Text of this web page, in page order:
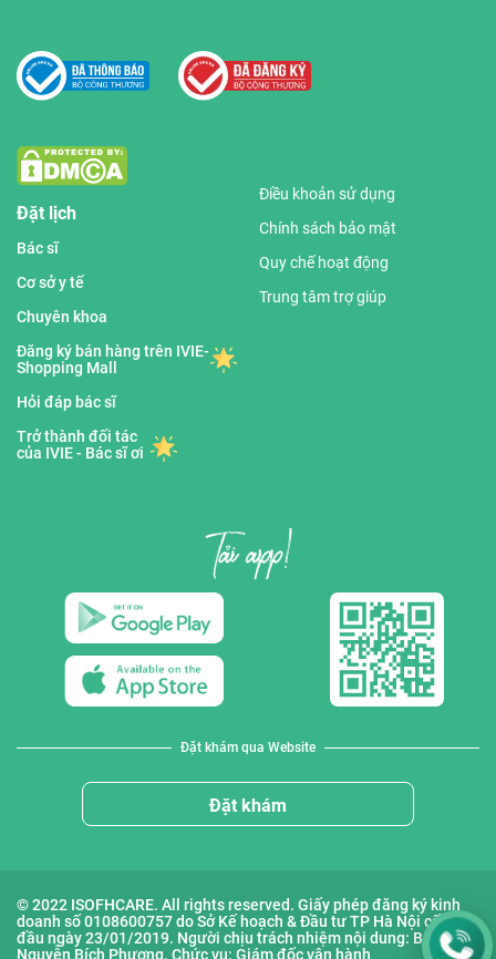
Đặt lịch
Bác sĩ
Cơ sở y tế
Chuyên khoa
Đăng ký bán hàng trên IVIE-
Shopping Mall
Hỏi đáp bác sĩ
Trở thành đối tác
của IVIE - Bác sĩ ơi
Điều khoản sử dụng
Chính sách bảo mật
Quy chế hoạt động
Trung tâm trợ giúp
Đặt khám qua Website
Đặt khám
© 2022 ISOFHCARE. All rights reserved. Giấy phép đăng ký kinh
doanh số 0108600757 do Sở Kế hoạch & Đầu tư TP Hà Nội cấp lần
đầu ngày 23/01/2019. Người chịu trách nhiệm nội dung: Bà
Nguyễn Bích Phượng. Chức vụ: Giám đốc vận hành